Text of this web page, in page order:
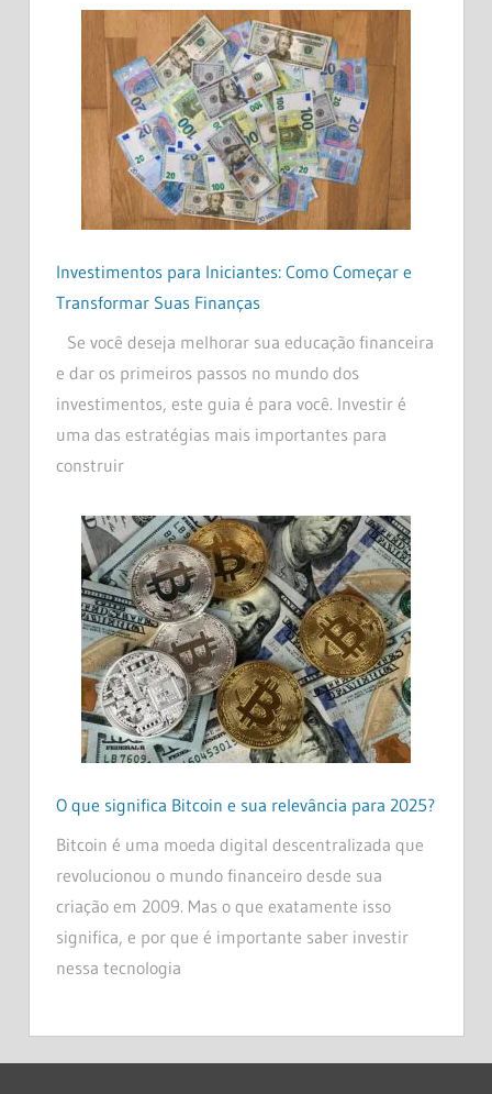
Investimentos para Iniciantes: Como Começar e
Transformar Suas Finanças
Se você deseja melhorar sua educação financeira
e dar os primeiros passos no mundo dos
investimentos, este guia é para você. Investir é
uma das estratégias mais importantes para
construir
O que significa Bitcoin e sua relevância para 2025?
Bitcoin é uma moeda digital descentralizada que
revolucionou o mundo financeiro desde sua
criação em 2009. Mas o que exatamente isso
significa, e por que é importante saber investir
nessa tecnologia